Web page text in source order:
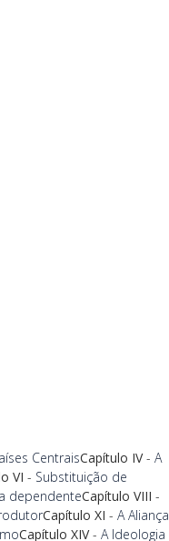
CentraisCapítulo IV- A
VI - Substituição de
dependenteCapítulo VIII -
Capítulo XI - A Aliança
Capítulo XIV- A Ideologia